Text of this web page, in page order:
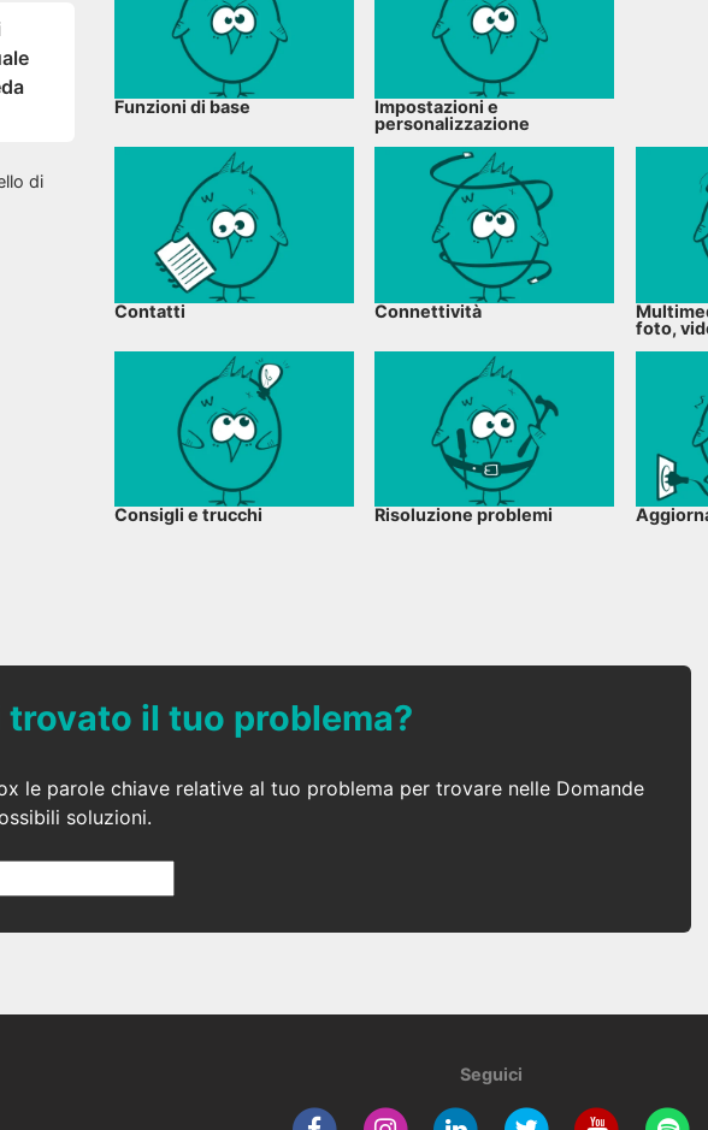
di
Funzioni di base
Impostazioni e
personalizzazione
Contatti Connettività
foto,
Consigli e trucchi Risoluzione problemi
trovato il tuo problema?
le parole chiave relative al tuo problema per trovare nelle Domande
soluzioni.
Seguici